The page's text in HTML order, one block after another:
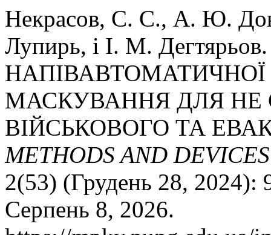
Некрасов, С. С., А. Ю.
Лупирь, і І. М.
МАСКУВАННЯ ДЛЯ НЕ
ВІЙСЬКОВОГО ТА
METHODS AND
2(53) (Грудень 28, 2024):
Серпень 8, 2026.